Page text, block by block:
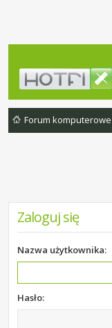
Forum komputerowe
Zaloguj się
Nazwa użytkownika:
Hasło: